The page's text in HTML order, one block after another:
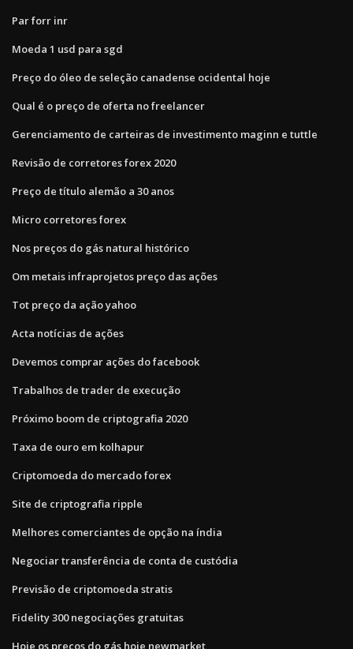
Par forr inr
Moeda 1 usd para sgd
Preço do óleo de seleção canadense ocidental hoje
Qual é o preço de oferta no freelancer
Gerenciamento de carteiras de investimento maginn e tuttle
Revisão de corretores forex 2020
Preço de título alemão a 30 anos
Micro corretores forex
Nos preços do gás natural histórico
Om metais infraprojetos preço das ações
Tot preço da ação yahoo
Acta notícias de ações
Devemos comprar ações do facebook
Trabalhos de trader de execução
Próximo boom de criptografia 2020
Taxa de ouro em kolhapur
Criptomoeda do mercado forex
Site de criptografia ripple
Melhores comerciantes de opção na índia
Negociar transferência de conta de custódia
Previsão de criptomoeda stratis
Fidelity 300 negociações gratuitas
Hoje os preços do gás hoje newmarket